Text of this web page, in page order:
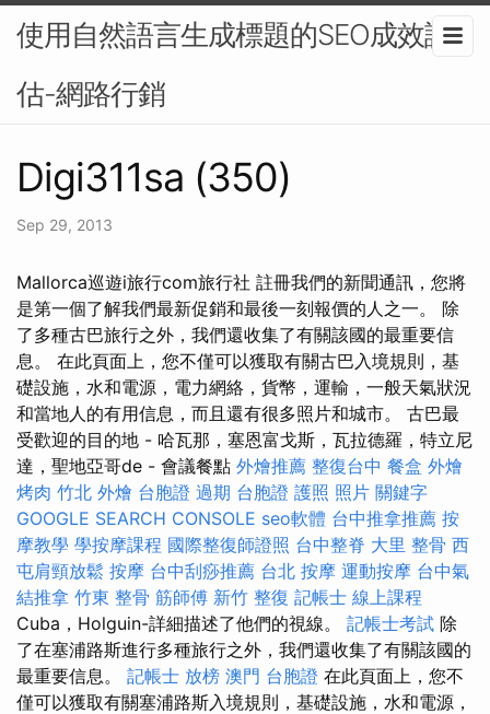
使用自然語言生成標題的SEO成效評
估-網路行銷
Digi311sa (350)
Sep 29, 2013
Mallorca巡遊i旅行com旅行社 註冊我們的新聞通訊，您將
是第一個了解我們最新促銷和最後一刻報價的人之一。 除
了多種古巴旅行之外，我們還收集了有關該國的最重要信
息。 在此頁面上，您不僅可以獲取有關古巴入境規則，基
礎設施，水和電源，電力網絡，貨幣，運輸，一般天氣狀況
和當地人的有用信息，而且還有很多照片和城市。 古巴最
受歡迎的目的地 - 哈瓦那，塞恩富戈斯，瓦拉德羅，特立尼
達，聖地亞哥de - 會議餐點 外燴推薦 整復台中 餐盒 外燴
烤肉 竹北 外燴 台胞證 過期 台胞證 護照 照片 關鍵字
GOOGLE SEARCH CONSOLE seo軟體 台中推拿推薦 按
摩教學 學按摩課程 國際整復師證照 台中整脊 大里 整骨 西
屯肩頸放鬆 按摩 台中刮痧推薦 台北 按摩 運動按摩 台中氣
結推拿 竹東 整骨 筋師傅 新竹 整復 記帳士 線上課程
Cuba，Holguin-詳細描述了他們的視線。 記帳士考試 除
了在塞浦路斯進行多種旅行之外，我們還收集了有關該國的
最重要信息。 記帳士 放榜 澳門 台胞證 在此頁面上，您不
僅可以獲取有關塞浦路斯入境規則，基礎設施，水和電源，